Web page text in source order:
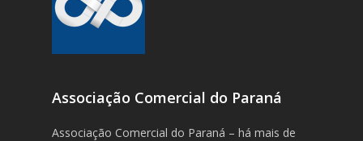
Associação Comercial do Paraná
Associação Comercial do Paraná – há mais de